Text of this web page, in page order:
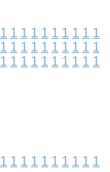
1 1 1 1 1 1 1 1 1 1
1 1 1 1 1 1 1 1 1 1
1 1 1 1 1 1 1 1 1 1
1 1 1 1 1 1 1 1 1 1